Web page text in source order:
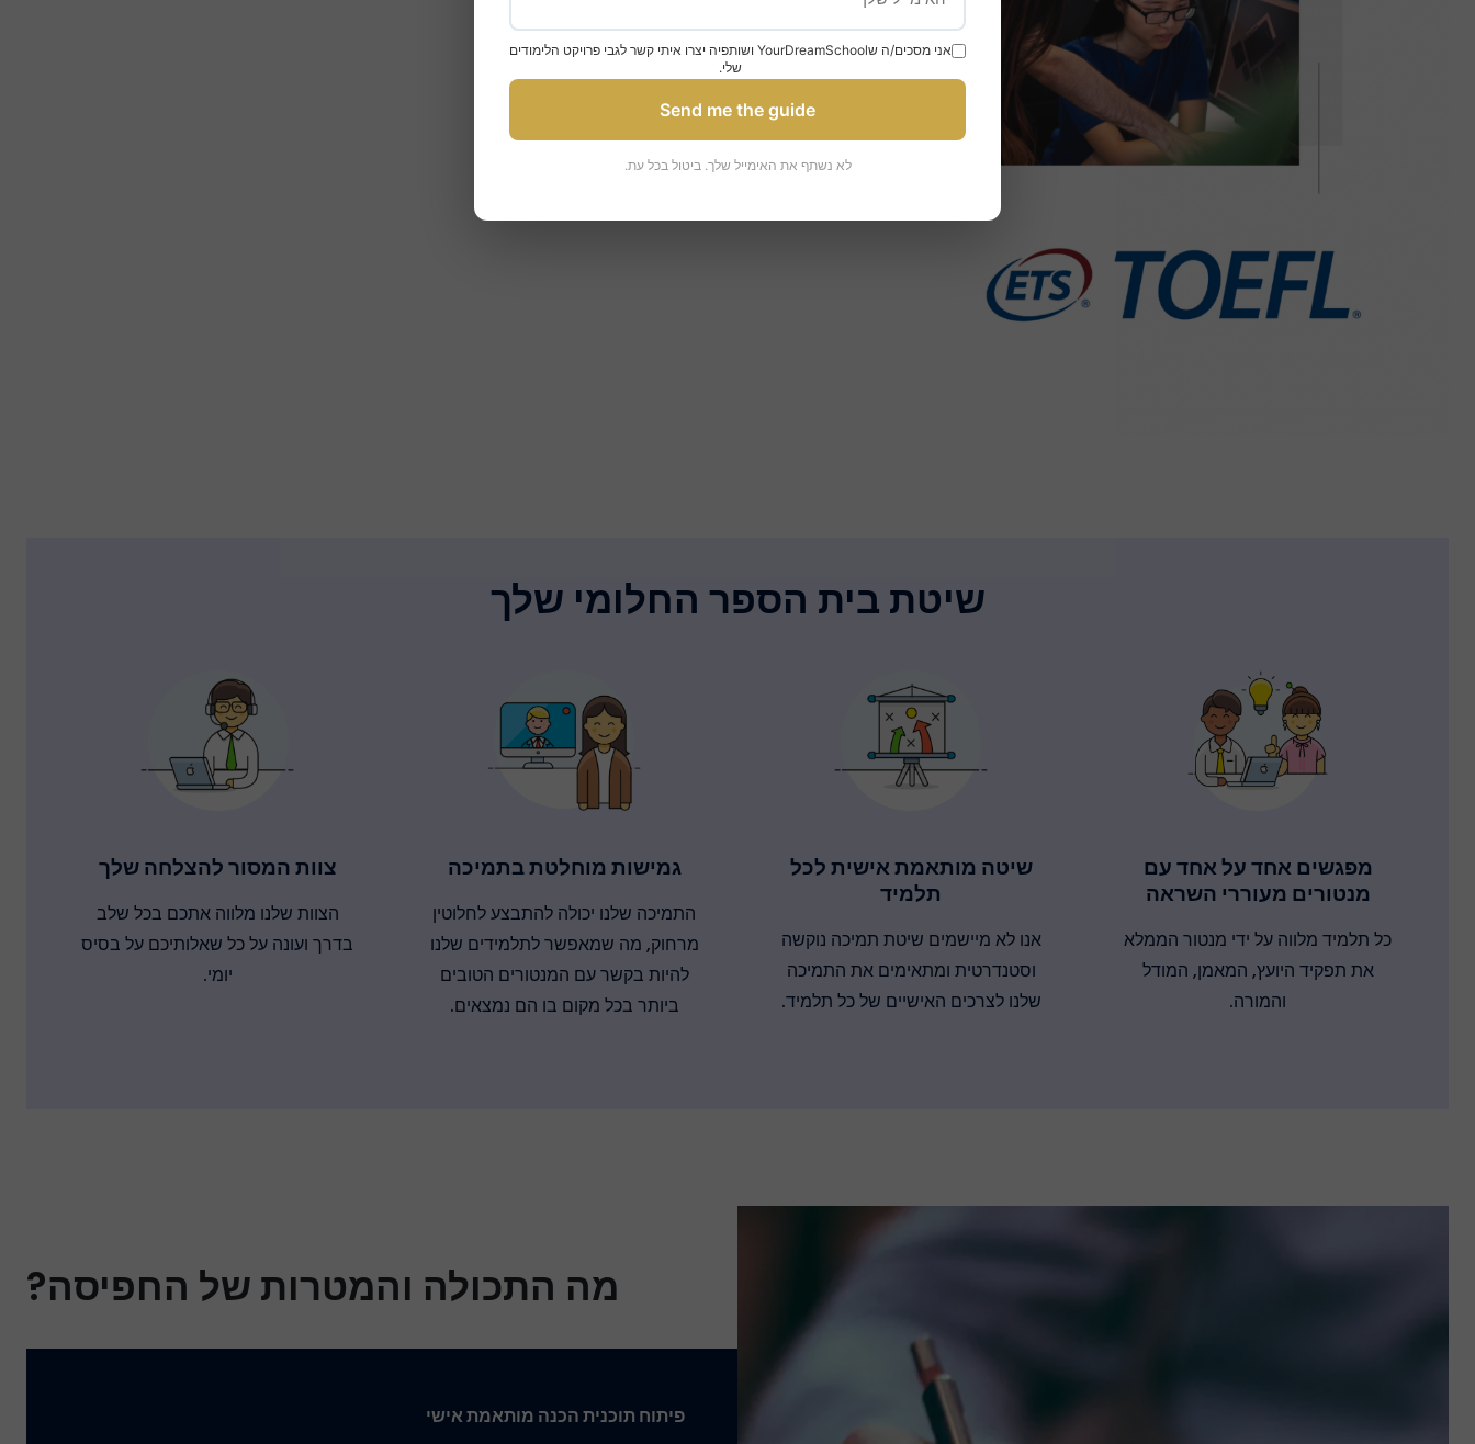
שיטת בית הספר החלומי שלך
מפגשים אחד על אחד עם
מנטורים מעוררי השראה
כל תלמיד מלווה על ידי מנטור הממלא
את תפקיד היועץ, המאמן, המודל
והמורה.
שיטה מותאמת אישית לכל
תלמיד
אנו לא מיישמים שיטת תמיכה נוקשה
וסטנדרטית ומתאימים את התמיכה
שלנו לצרכים האישיים של כל תלמיד.
גמישות מוחלטת בתמיכה
התמיכה שלנו יכולה להתבצע לחלוטין
מרחוק, מה שמאפשר לתלמידים שלנו
להיות בקשר עם המנטורים הטובים
ביותר בכל מקום בו הם נמצאים.
צוות המסור להצלחה שלך
הצוות שלנו מלווה אתכם בכל שלב
בדרך ועונה על כל שאלותיכם על בסיס
יומי.
מה התכולה והמטרות של החפיסה?
פיתוח תוכנית הכנה מותאמת אישי
אני מסכים/ה שYourDreamSchool ושותפיה יצרו איתי קשר לגבי פרויקט הלימודים
שלי.
Send me the guide
לא נשתף את האימייל שלך. ביטול בכל עת.